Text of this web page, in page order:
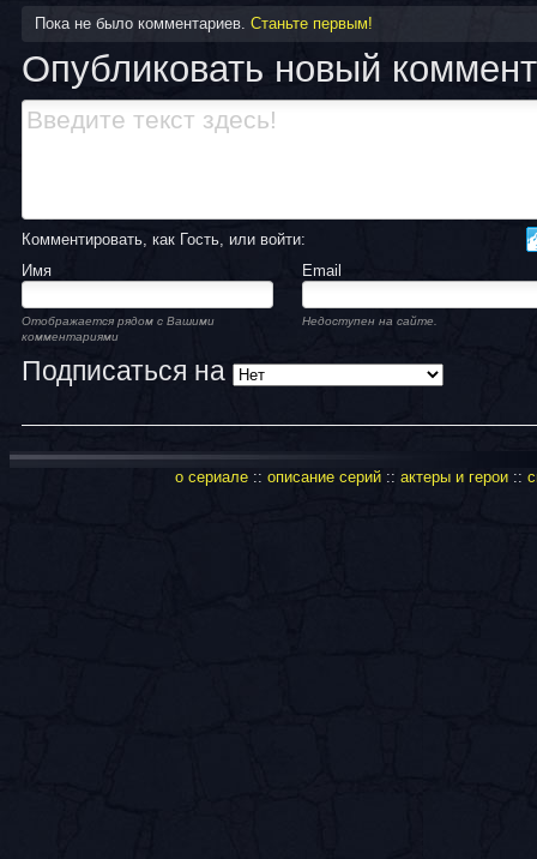
Пока не было комментариев. Станьте первым!
Опубликовать новый
Комментировать, как Гость, или войти:
Имя
Email
Отображается рядом с Вашими
комментариями
Недоступен на сайте.
Подписаться на
о сериале:: описание серий:: актеры и герои::